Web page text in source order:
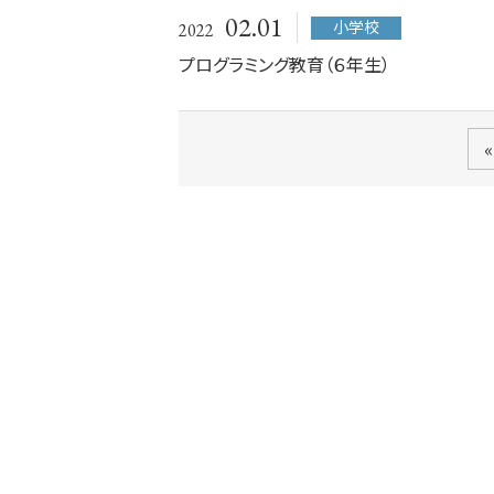
2022 02.01 小学校
プログラミング教育（６年生）
«